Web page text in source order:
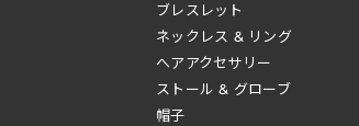
ブレスレット
ネックレス & リング
へアアクセサリー
ストール & グローブ
帽子